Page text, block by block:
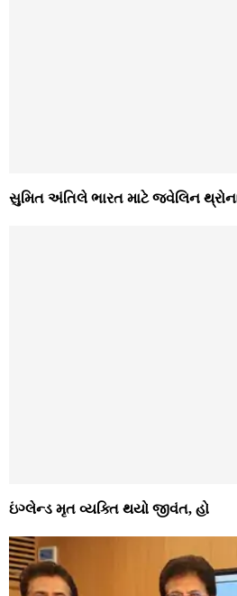
સુમિત અંતિલે ભારત માટે જ્વેલિન
ઇંગ્લેન્ડ મૃત વ્યક્તિ થયો જીવંત, હો